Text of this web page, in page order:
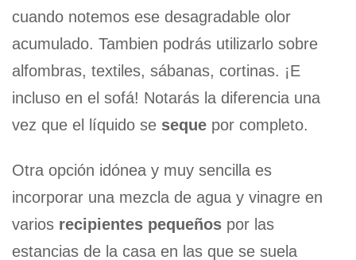
cuando notemos ese desagradable olor
acumulado. Tambien podrás utilizarlo sobre
alfombras, textiles, sábanas, cortinas. ¡E
incluso en el sofá! Notarás la diferencia una
vez que el líquido se seque por completo.
Otra opción idónea y muy sencilla es
incorporar una mezcla de agua y vinagre en
varios recipientes pequeños por las
estancias de la casa en las que se suela